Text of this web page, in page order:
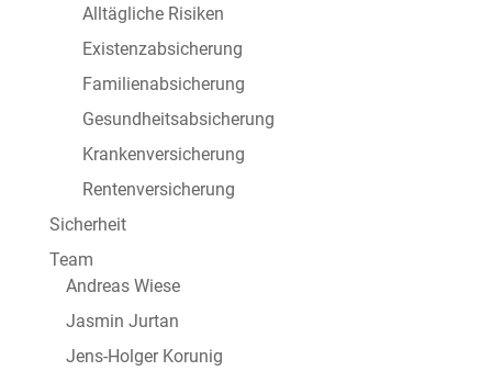
Alltägliche Risiken
Existenzabsicherung
Familienabsicherung
Gesundheitsabsicherung
Krankenversicherung
Rentenversicherung
Sicherheit
Team
Andreas Wiese
Jasmin Jurtan
Jens-Holger Korunig